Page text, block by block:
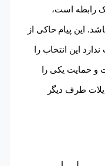
رابطه است،
این پیام حاکی از
این انتخاب را
و حمایت یکی را
طرف دیگر